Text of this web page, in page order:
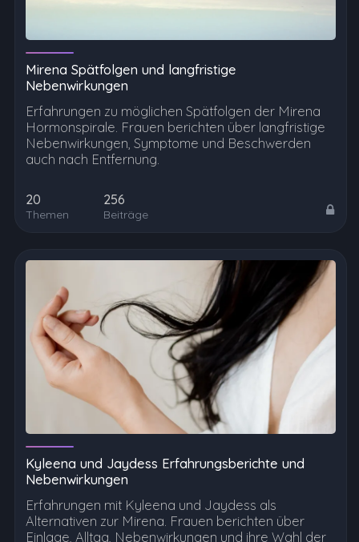
Mirena Spätfolgen und langfristige
Nebenwirkungen
Erfahrungen zu möglichen Spätfolgen der Mirena
Hormonspirale. Frauen berichten über langfristige
Nebenwirkungen, Symptome und Beschwerden
auch nach Entfernung.
20
Themen
256
Beiträge
Kyleena und Jaydess Erfahrungsberichte und
Nebenwirkungen
Erfahrungen mit Kyleena und Jaydess als
Alternativen zur Mirena. Frauen berichten über
Einlage, Alltag, Nebenwirkungen und ihre Wahl der